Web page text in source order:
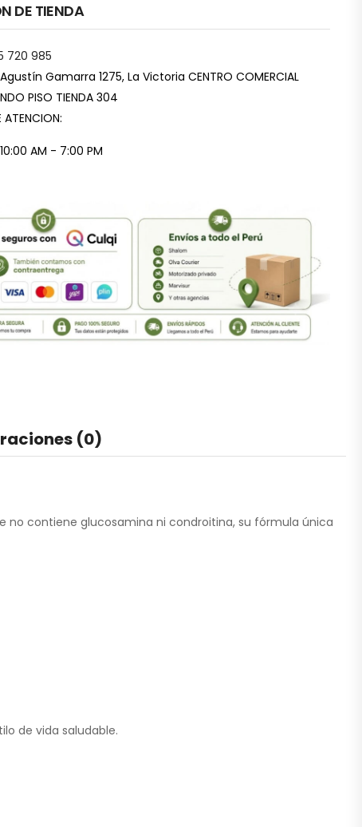
DE TIENDA
720 985
Agustín Gamarra 1275, La Victoria CENTRO COMERCIAL
PISO TIENDA 304
ATENCION:
AM - 7:00 PM
(0)
no contiene glucosamina ni condroitina, su fórmula única
de vida saludable.